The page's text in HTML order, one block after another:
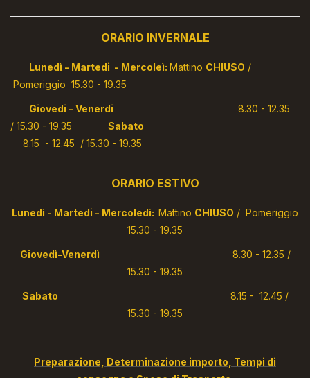
ORARIO INVERNALE
Lunedì - Martedi - Mercoleì: Mattino CHIUSO /
Pomeriggio 15.30 - 19.35
Giovedi - Venerdi 8.30 - 12.35
/ 15.30 - 19.35
Sabato
8.15 - 12.45 / 15.30 - 19.35
ORARIO ESTIVO
Lunedì - Martedi - Mercoledì: Mattino CHIUSO / Pomeriggio
15.30 - 19.35
Giovedì-Venerdì 8.30 - 12.35 /
15.30 - 19.35
Sabato 8.15 - 12.45 /
15.30 - 19.35
Preparazione, Determinazione importo, Tempi di